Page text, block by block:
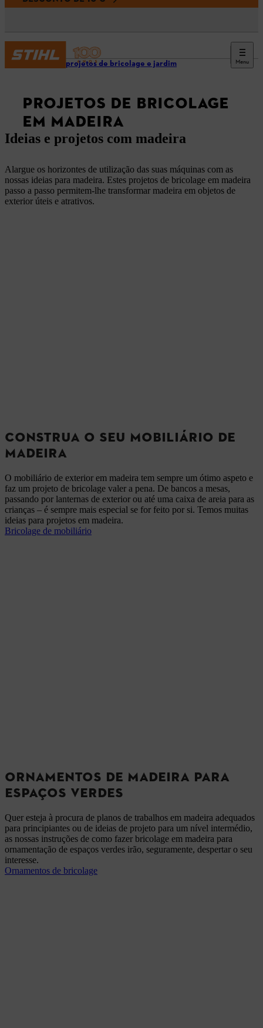
Menu
Dicas e projetos de bricolage e jardim
PROJETOS DE BRICOLAGE
EM MADEIRA
Ideias e projetos com madeira
Alargue os horizontes de utilização das suas máquinas com as
nossas ideias para madeira. Estes projetos de bricolage em madeira
passo a passo permitem-lhe transformar madeira em objetos de
exterior úteis e atrativos.
CONSTRUA O SEU MOBILIÁRIO DE
MADEIRA
O mobiliário de exterior em madeira tem sempre um ótimo aspeto e
faz um projeto de bricolage valer a pena. De bancos a mesas,
passando por lanternas de exterior ou até uma caixa de areia para as
crianças – é sempre mais especial se for feito por si. Temos muitas
ideias para projetos em madeira.
Bricolage de mobiliário
ORNAMENTOS DE MADEIRA PARA
ESPAÇOS VERDES
Quer esteja à procura de planos de trabalhos em madeira adequados
para principiantes ou de ideias de projeto para um nível intermédio,
as nossas instruções de como fazer bricolage em madeira para
ornamentação de espaços verdes irão, seguramente, despertar o seu
interesse.
Ornamentos de bricolage